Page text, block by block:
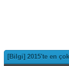
[Bilgi] 2015'te en